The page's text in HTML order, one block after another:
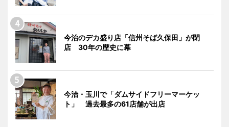
今治のデカ盛り店「信州そば久保田」が閉
店 30年の歴史に幕
今治・玉川で「ダムサイドフリーマーケッ
ト」 過去最多の61店舗が出店